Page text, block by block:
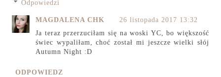
Odpowiedzi
MAGDALENA CHK
26 listopada 2017 13:32
Ja teraz przerzuciłam się na woski YC, bo większość
świec wypaliłam, choć został mi jeszcze wielki słój
Autumn Night :D
ODPOWIEDZ